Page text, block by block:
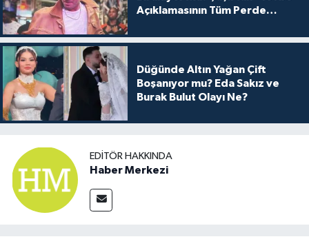
Açıklamasının Tüm Perde
Düğünde Altın Yağan Çift
Boşanıyor mu? Eda Sakız ve
Burak Bulut Olayı Ne?
EDITÖR HAKKINDA
Haber Merkezi